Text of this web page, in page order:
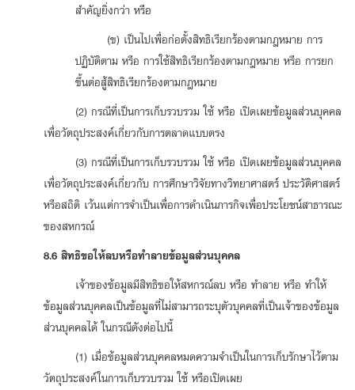
สำคัญยิ่งกว่า หรือ
(ข) เป็นไปเพื่อก่อตั้งสิทธิเรียกร้องตามกฎหมาย การ
ปฏิบัติตาม หรือ การใช้สิทธิเรียกร้องตามกฎหมาย หรือ การยก
ขึ้นต่อสู้สิทธิเรียกร้องตามกฎหมาย
(2) กรณีที่เป็นการเก็บรวบรวม ใช้ หรือ เปิดเผยข้อมูลส่วนบุคคล
เพื่อวัตถุประสงค์เกี่ยวกับการตลาดแบบตรง
(3) กรณีที่เป็นการเก็บรวบรวม ใช้ หรือ เปิดเผยข้อมูลส่วนบุคคล
เพื่อวัตถุประสงค์เกี่ยวกับ การศึกษาวิจัยทางวิทยาศาสตร์ ประวัติศาสตร์
หรือสถิติ เว้นแต่การจำเป็นเพื่อการดำเนินภารกิจเพื่อประโยชน์สาธารณะ
ของสหกรณ์
8.6 สิทธิขอให้ลบหรือทำลายข้อมูลส่วนบุคคล
เจ้าของข้อมูลมีสิทธิขอให้สหกรณ์ลบ หรือ ทำลาย หรือ ทำให้
ข้อมูลส่วนบุคคลเป็นข้อมูลที่ไม่สามารถระบุตัวบุคคลที่เป็นเจ้าของข้อมูล
ส่วนบุคคลได้ ในกรณีดังต่อไปนี้
(1) เมื่อข้อมูลส่วนบุคคลหมดความจำเป็นในการเก็บรักษาไว้ตาม
วัตถุประสงค์ในการเก็บรวบรวม ใช้ หรือเปิดเผย